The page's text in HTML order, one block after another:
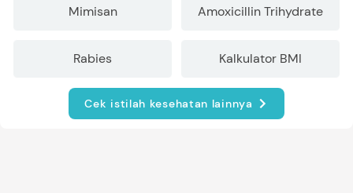
Mimisan Amoxicillin Trihydrate
Rabies Kalkulator BMI
Cek istilah kesehatan lainnya